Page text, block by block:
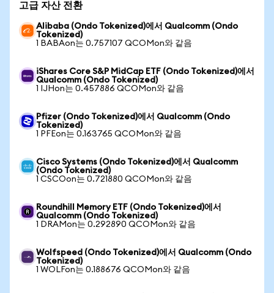
고급 자산 전환
Alibaba (Ondo Tokenized)에서 Qualcomm (Ondo
Tokenized)
1 BABAon는 0.757107 QCOMon와 같음
iShares Core S&P MidCap ETF (Ondo Tokenized)에서
Qualcomm (Ondo Tokenized)
1 IJHon는 0.457886 QCOMon와 같음
Pfizer (Ondo Tokenized)에서 Qualcomm (Ondo
Tokenized)
1 PFEon는 0.163765 QCOMon와 같음
Cisco Systems (Ondo Tokenized)에서 Qualcomm
(Ondo Tokenized)
1 CSCOon는 0.721880 QCOMon와 같음
Roundhill Memory ETF (Ondo Tokenized)에서
Qualcomm (Ondo Tokenized)
1 DRAMon는 0.292890 QCOMon와 같음
Wolfspeed (Ondo Tokenized)에서 Qualcomm (Ondo
Tokenized)
1 WOLFon는 0.188676 QCOMon와 같음